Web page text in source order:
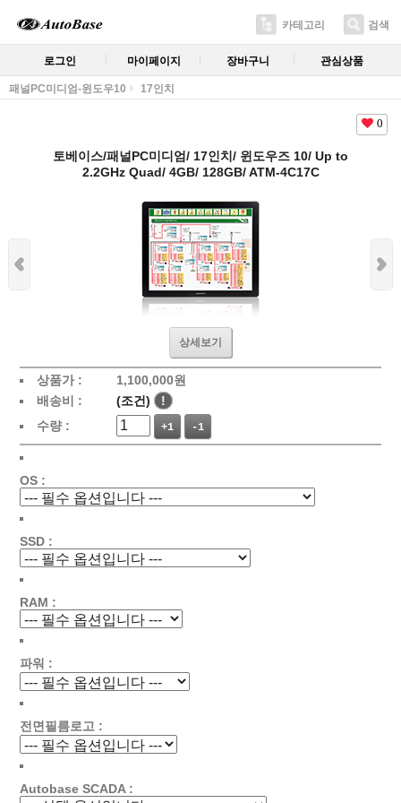
카테고리 검색
로그인 마이페이지 장바구니 관심상품
패널PC미디엄-윈도우10 17인치
0
토베이스/패널PC미디엄/ 17인치/ 윈도우즈 10/ Up to
2.2GHz Quad/ 4GB/ 128GB/ ATM-4C17C
상세보기
상품가 :
1,100,000원
배송비 :
(조건)
!
수량 :
+1 -1
OS :
SSD :
RAM :
파워 :
전면필름로고 :
Autobase SCADA :